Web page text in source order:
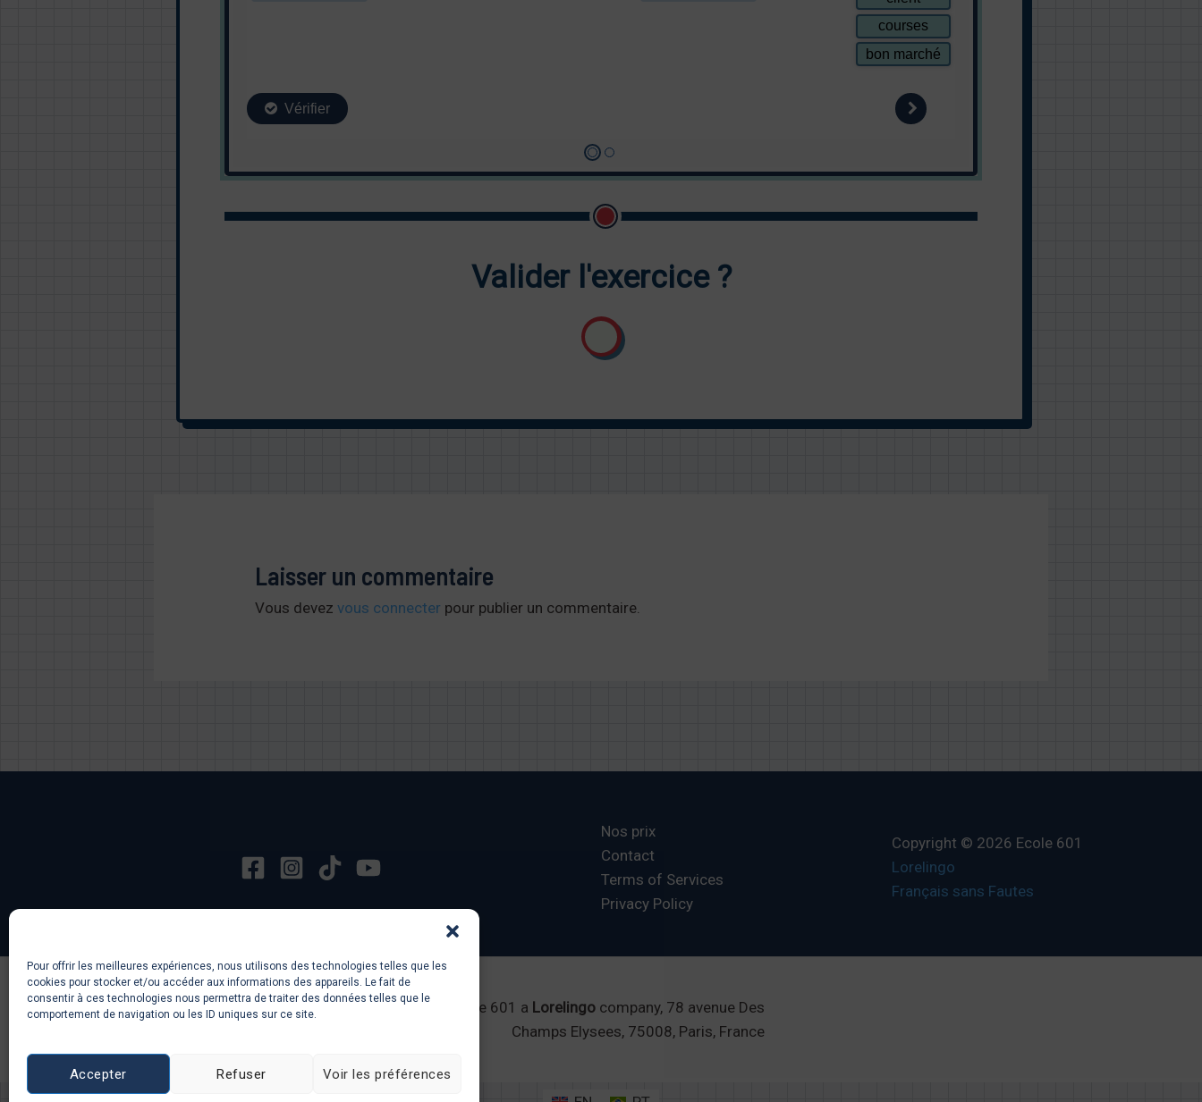
Pour offrir les meilleures expériences, nous utilisons des technologies telles que les
cookies pour stocker et/ou accéder aux informations des appareils. Le fait de
consentir à ces technologies nous permettra de traiter des données telles que le
comportement de navigation ou les ID uniques sur ce site.
Accepter Refuser Voir les préférences
Valider l'exercice ?
Laisser un commentaire
Vous devezvous connecter pour publier un commentaire.
Nos prix
Contact
Terms of Services
Privacy Policy
Copyright © 2026 Ecole 601
Lorelingo
Français sans Fautes
Ecole 601 a Lorelingo company, 78 avenue Des
Champs Elysees, 75008, Paris, France